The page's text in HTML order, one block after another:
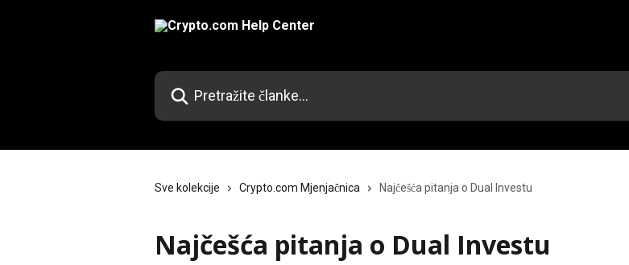
Pretražite članke...
Sve kolekcije Crypto.com Mjenjačnica Najčešća pitanja o Dual Investu
Najčešća pitanja o Dual Investu